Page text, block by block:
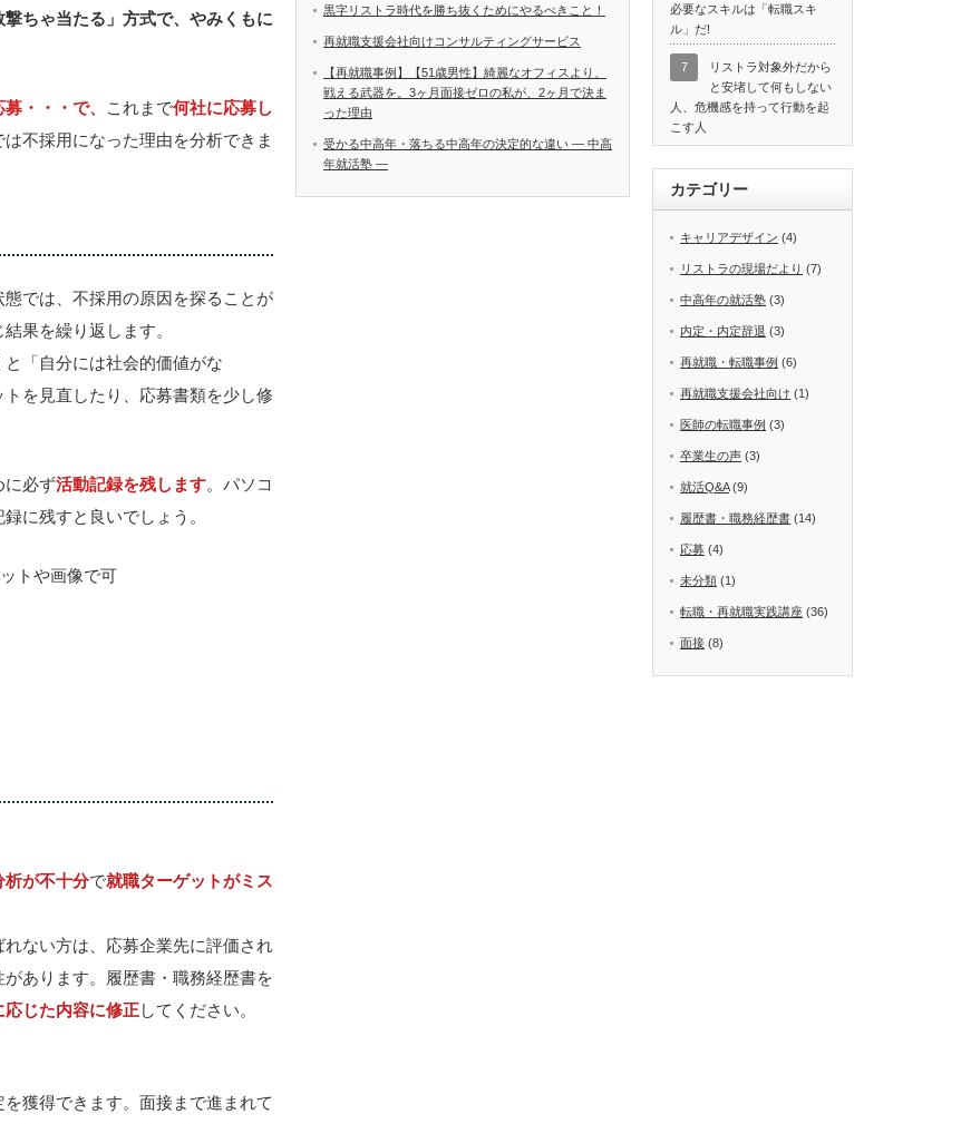
撃ちゃ当たる」方式で、やみくもに
・・・で、 これまで何社に応募し
不採用になった理由を分析できま
では、不採用の原因を探ることが
果を繰り返します。
「自分には社会的価値がな
を見直したり、応募書類を少し修
に必ず活動記録を残します。パソコ
に残すと良いでしょう。
トや画像で可
析が不十分で就職ターゲットがミス
ない方は、応募企業先に評価され
あります。履歴書・職務経歴書を
応じた内容に修正してください。
獲得できます。面接まで進まれて
黒字リストラ時代を勝ち抜くためにやるべきこと！
再就職支援会社向けコンサルティングサービス
【再就職事例】【51歳男性】綺麗なオフィスより、
戦える武器を。3ヶ月面接ゼロの私が、2ヶ月で決ま
った理由
受かる中高年・落ちる中高年の決定的な違い ― 中高
年就活塾 ―
必要なスキルは「転職スキ
ル」だ!
7
リストラ対象外だから
と安堵して何もしない
人、危機感を持って行動を起
こす人
カテゴリー
キャリアデザイン (4)
リストラの現場だより (7)
中高年の就活塾 (3)
内定・内定辞退 (3)
再就職・転職事例 (6)
再就職支援会社向け (1)
医師の転職事例 (3)
卒業生の声 (3)
就活Q&A(9)
履歴書・職務経歴書 (14)
応募 (4)
未分類 (1)
転職・再就職実践講座 (36)
面接 (8)